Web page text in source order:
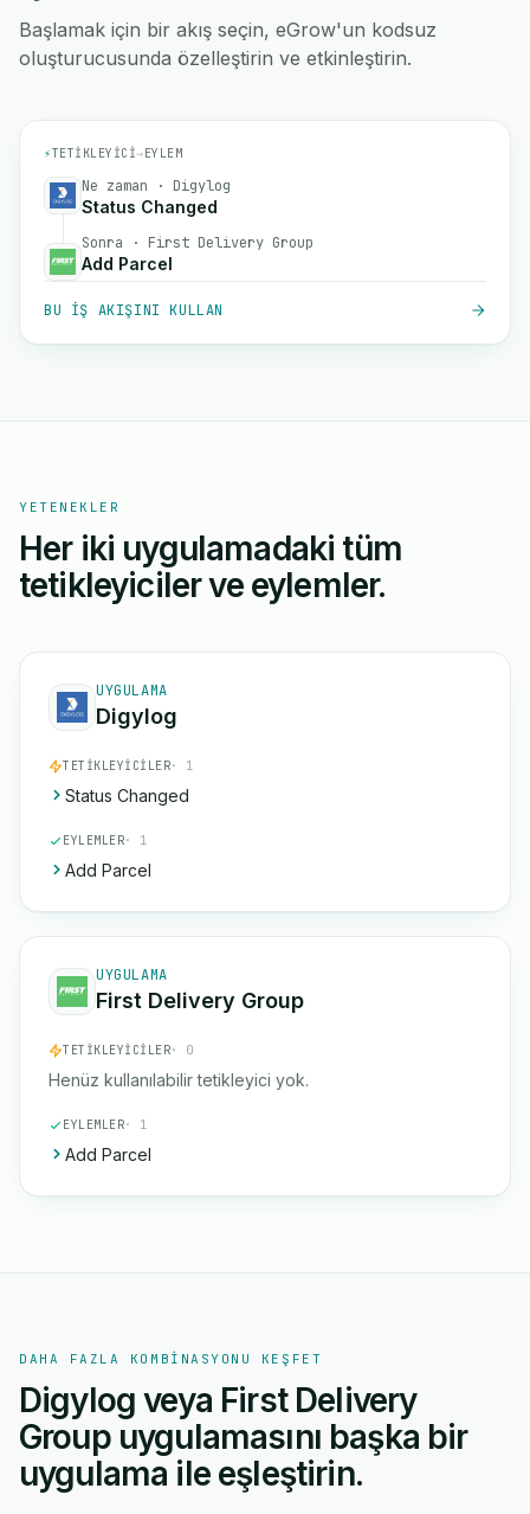
Başlamak için bir akış seçin, eGrow'un kodsuz
oluşturucusunda özelleştirin ve etkinleştirin.
⚡TETIKLEYICI→EYLEM
Ne zaman · Digylog
Status Changed
Sonra · First Delivery Group
Add Parcel
BU IŞ AKIŞINI KULLAN
YETENEKLER
Her iki uygulamadaki tüm
tetikleyiciler ve eylemler.
UYGULAMA
Digylog
TETIKLEYICILER· 1
Status Changed
EYLEMLER· 1
Add Parcel
UYGULAMA
First Delivery Group
TETIKLEYICILER· 0
Henüz kullanılabilir tetikleyici yok.
EYLEMLER· 1
Add Parcel
DAHA FAZLA KOMBINASYONU KEŞFET
Digylog veya First Delivery
Group uygulamasını başka bir
uygulama ile eşleştirin.